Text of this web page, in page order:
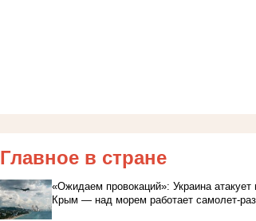
Главное в стране
«Ожидаем провокаций»: Украина атакует
Крым — над морем работает самолет-